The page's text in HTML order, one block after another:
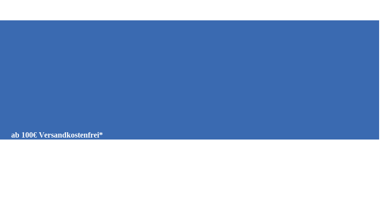
ab 100€ Versandkostenfrei*